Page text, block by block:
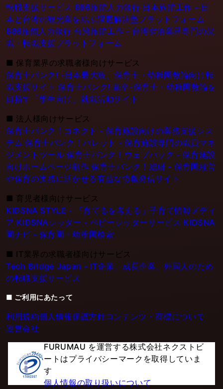
転職支援サービス 886旅館人力銀行 日本旅館工作 - 日
本と台湾の観光業を結ぶ課題解決型プラットフォーム
886旅館人力銀行 台湾旅館工作 - 台湾宿泊業界専門の就
職・転職支援プラットフォーム
■ 保育業界の求職者様向けサービス
保育士バンク! -日本最大級。保育士・幼稚園教論向け転
職支援サイト 保育士バンク! 新卒-保育士・幼稚園教論を
目指す「学生向け」就職活動サイト
■ 法人様向けサービス
保育士バンク！コネクト - 保育施設向けの業務支援シス
テム 保育士バンク！パレット - 保育施設専門の職員マネ
ジメントツール 保育士バンク！ウェブパック - 保育施設
向けホームページ制作 保育士バンク！総研 - 保育園経営
や保育の実務に活かせる有益な情報発信サイト
■ 育児者様向けサービス
KIDSNA STYLE - 「育てるを考える」子育て情報メディ
ア KIDSNAシッター - ベビーシッターサービス KIDSNA
園ナビ - 保育園・幼稚園検索
■ IT業界の求職者様向けサービス
Tech Bridge Japan - IT企業、成長企業、外国人のため
の転職支援サービス
■ ご利用にあたって
利用規約個人情報保護方針コンテンツ・商標について
運営会社
FURUMAU を運営する株式会社ネクストビ
ートはプライバシーマークを取得していま
す
個人情報の取り扱いについて